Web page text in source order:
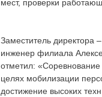
мест, проверки
Заместитель директора
инженер филиала
отметил: «Соревнование
целях мобилизации
достижение высоких